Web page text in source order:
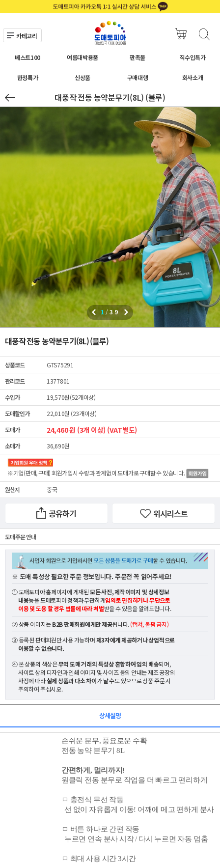
카테고리
베스트100 여름대박용품 판촉물 직수입특가
한정특가 신상품 구매대행 회사소개
대풍작 전동 농약분무기(8L) (블루)
1 /39
대풍작 전동 농약분무기(8L) (블루)
상품코드
GTS75291
관리코드
1377801
수입가
19,570원(52개이상)
도매할인가
22,010원 (23개이상)
도매가
24,460 원 (3개 이상) (VAT별도)
소매가 36,690원
※기업(판매, 구매) 회원가입시 수량과 관계없이도매가로 구매할 수 있습니다.
원산지 중국
공유하기 위시리스트
도매 주문 안내
※ 도매 특성상 필요한 주문 정보입니다. 주문전 꼭 읽어주세요!
① 도매토피아 홈페이지에 게재된모든 사진, 제작이미지 및 상세정보
내용등을 도매토피아 정책과 무관하게임의로 편집하거나 무단으로
이용 및 도용 할 경우 법률에 따라 처벌받을 수 있음을 알려드립니다.
② 상품 이미지는B2B 판매회원에게만 제공됩니다.(캡쳐, 불펌 금지)
③ 등록된 판매회원만 사용 가능하며제3자에게 제공하거나 상업적으로
이용할 수 없습니다.
④ 본 상품의 색상은무역 도매 거래의 특성상 혼합하여 임의 배송되며,
사이트 상의 디자인과 인쇄 이미지 및 사이즈 등의 안내는 제조 공장의
사정에 따라실제 상품과 다소 차이가 날 수도 있으므로 상품 주문 시
주의하여 주십시오.
상세설명
손쉬운 분무, 풍요로운 수확
전동 농약 분무기 8L
간편하게, 멀리까지!
원클릭 전동 분무로 작업을 더 빠르고 편리하게
ㅁ 충전식 무선 작동
선 없이 자유롭게 이동! 어깨에 메고 편하게 분사
ㅁ 버튼 하나로 간편 작동
누르면 연속 분사 시작 / 다시 누르면 자동 멈춤
ㅁ 최대 사용 시간 3시간